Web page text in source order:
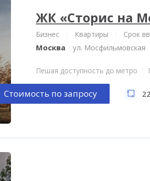
ЖК «Сторис на
Бизнес Квартиры Срок
Москва ул. Мосфильмовская
Пешая доступность до метро
Стоимость по запросу